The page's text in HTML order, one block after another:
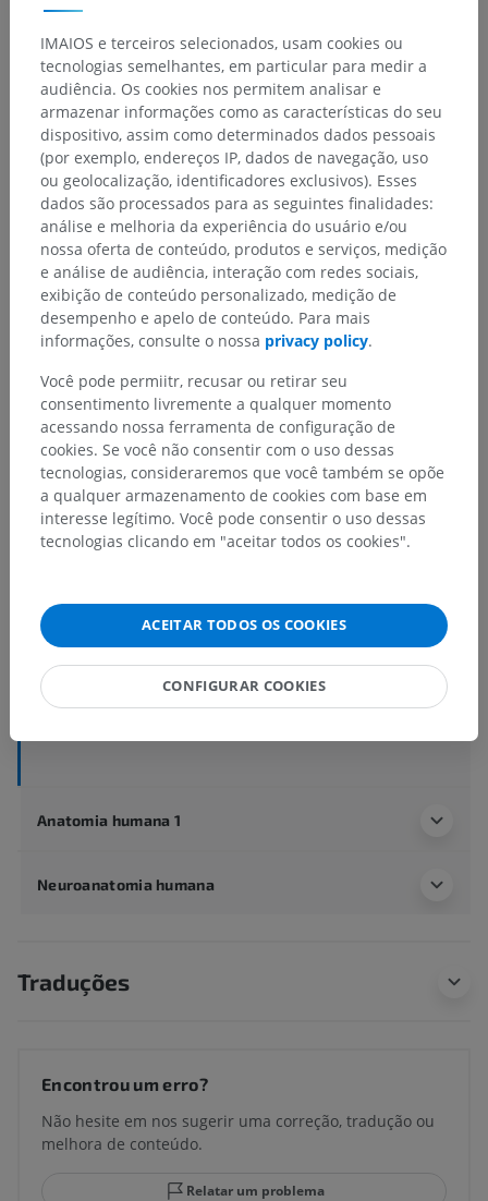
Hierarquia anatômica
Anatomia humana 2
Sistema circulatório> Veias sistêmicas>
Veias da coluna vertebral
Plexo venoso vertebral interno anterior
Estruturas subjacentes:
Anatomia humana 1
Neuroanatomia humana
Traduções
Encontrou um erro?
Não hesite em nos sugerir uma correção, tradução ou
melhora de conteúdo.
Relatar um problema
IMAIOS e terceiros selecionados, usam cookies ou
tecnologias semelhantes, em particular para medir a
audiência. Os cookies nos permitem analisar e
armazenar informações como as características do seu
dispositivo, assim como determinados dados pessoais
(por exemplo, endereços IP, dados de navegação, uso
ou geolocalização, identificadores exclusivos). Esses
dados são processados para as seguintes finalidades:
análise e melhoria da experiência do usuário e/ou
nossa oferta de conteúdo, produtos e serviços, medição
e análise de audiência, interação com redes sociais,
exibição de conteúdo personalizado, medição de
desempenho e apelo de conteúdo. Para mais
informações, consulte o nossa privacy policy.
Você pode permiitr, recusar ou retirar seu
consentimento livremente a qualquer momento
acessando nossa ferramenta de configuração de
cookies. Se você não consentir com o uso dessas
tecnologias, consideraremos que você também se opõe
a qualquer armazenamento de cookies com base em
interesse legítimo. Você pode consentir o uso dessas
tecnologias clicando em "aceitar todos os cookies".
ACEITAR TODOS OS COOKIES
CONFIGURAR COOKIES